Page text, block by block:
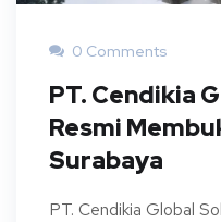
0 Comments
PT. Cendikia
Resmi
Surabaya
PT. Cendikia Global